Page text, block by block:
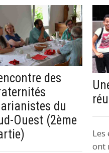
des
du
Ouest (2ème
Les
ont